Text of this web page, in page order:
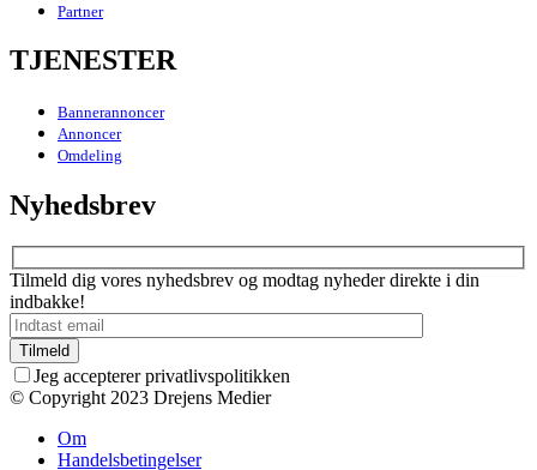
Partner
TJENESTER
Bannerannoncer
Annoncer
Omdeling
Nyhedsbrev
Tilmeld dig vores nyhedsbrev og modtag nyheder direkte i din
indbakke!
Jeg accepterer privatlivspolitikken
© Copyright 2023 Drejens Medier
Om
Handelsbetingelser